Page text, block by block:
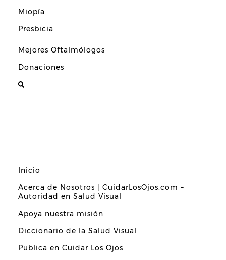
Miopía
Presbicia
Mejores Oftalmólogos
Donaciones
Inicio
Acerca de Nosotros | CuidarLosOjos.com –
Autoridad en Salud Visual
Apoya nuestra misión
Diccionario de la Salud Visual
Publica en Cuidar Los Ojos